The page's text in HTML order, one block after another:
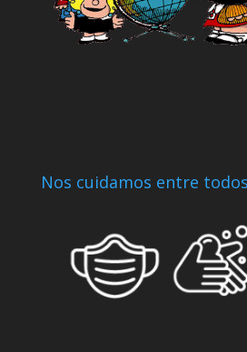
Nos cuidamos entre todos